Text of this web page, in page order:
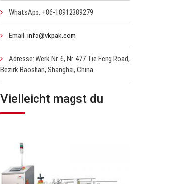
WhatsApp: +86-18912389279
Email: info@vkpak.com
Adresse: Werk Nr. 6, Nr. 477 Tie Feng Road,
Bezirk Baoshan, Shanghai, China.
Vielleicht magst du